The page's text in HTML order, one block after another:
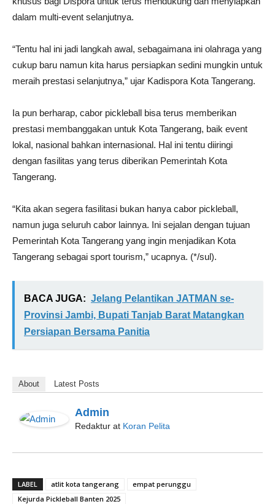
dalam multi-event selanjutnya.
“Tentu hal ini jadi langkah awal, sebagaimana ini olahraga yang
cukup baru namun kita harus persiapkan sedini mungkin untuk
meraih prestasi selanjutnya,” ujar Kadispora Kota Tangerang.
Ia pun berharap, cabor pickleball bisa terus memberikan
prestasi membanggakan untuk Kota Tangerang, baik event
lokal, nasional bahkan internasional. Hal ini tentu diiringi
dengan fasilitas yang terus diberikan Pemerintah Kota
Tangerang.
“Kita akan segera fasilitasi bukan hanya cabor pickleball,
namun juga seluruh cabor lainnya. Ini sejalan dengan tujuan
Pemerintah Kota Tangerang yang ingin menjadikan Kota
Tangerang sebagai sport tourism,” ucapnya. (*/sul).
BACA JUGA: Jelang Pelantikan JATMAN se-
Provinsi Jambi, Bupati Tanjab Barat Matangkan
Persiapan Bersama Panitia
About Latest Posts
Admin
Redaktur at Koran Pelita
LABEL atlit kota tangerang
empat perunggu
Kejurda Pickleball Banten 2025